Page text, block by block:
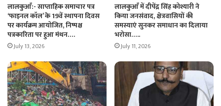
लालकुआँ:- साप्ताहिक समाचार पत्र
‘फाइनल कॉल’ के 19वें स्थापना दिवस
पर कार्यक्रम आयोजित, निष्पक्ष
पत्रकारिता पर हुआ मंथन….
July 13, 2026
लालकुआँ में दीपेंद्र सिंह कोश्यारी ने
किया जनसंवाद, क्षेत्रवासियों की
समस्याएं सुनकर समाधान का दिलाया
भरोसा…..
July 11, 2026